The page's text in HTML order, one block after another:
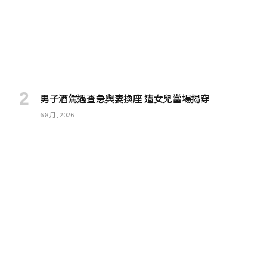
男子酒駕遇查急與妻換座 遭女兒當場揭穿
6 8 月, 2026